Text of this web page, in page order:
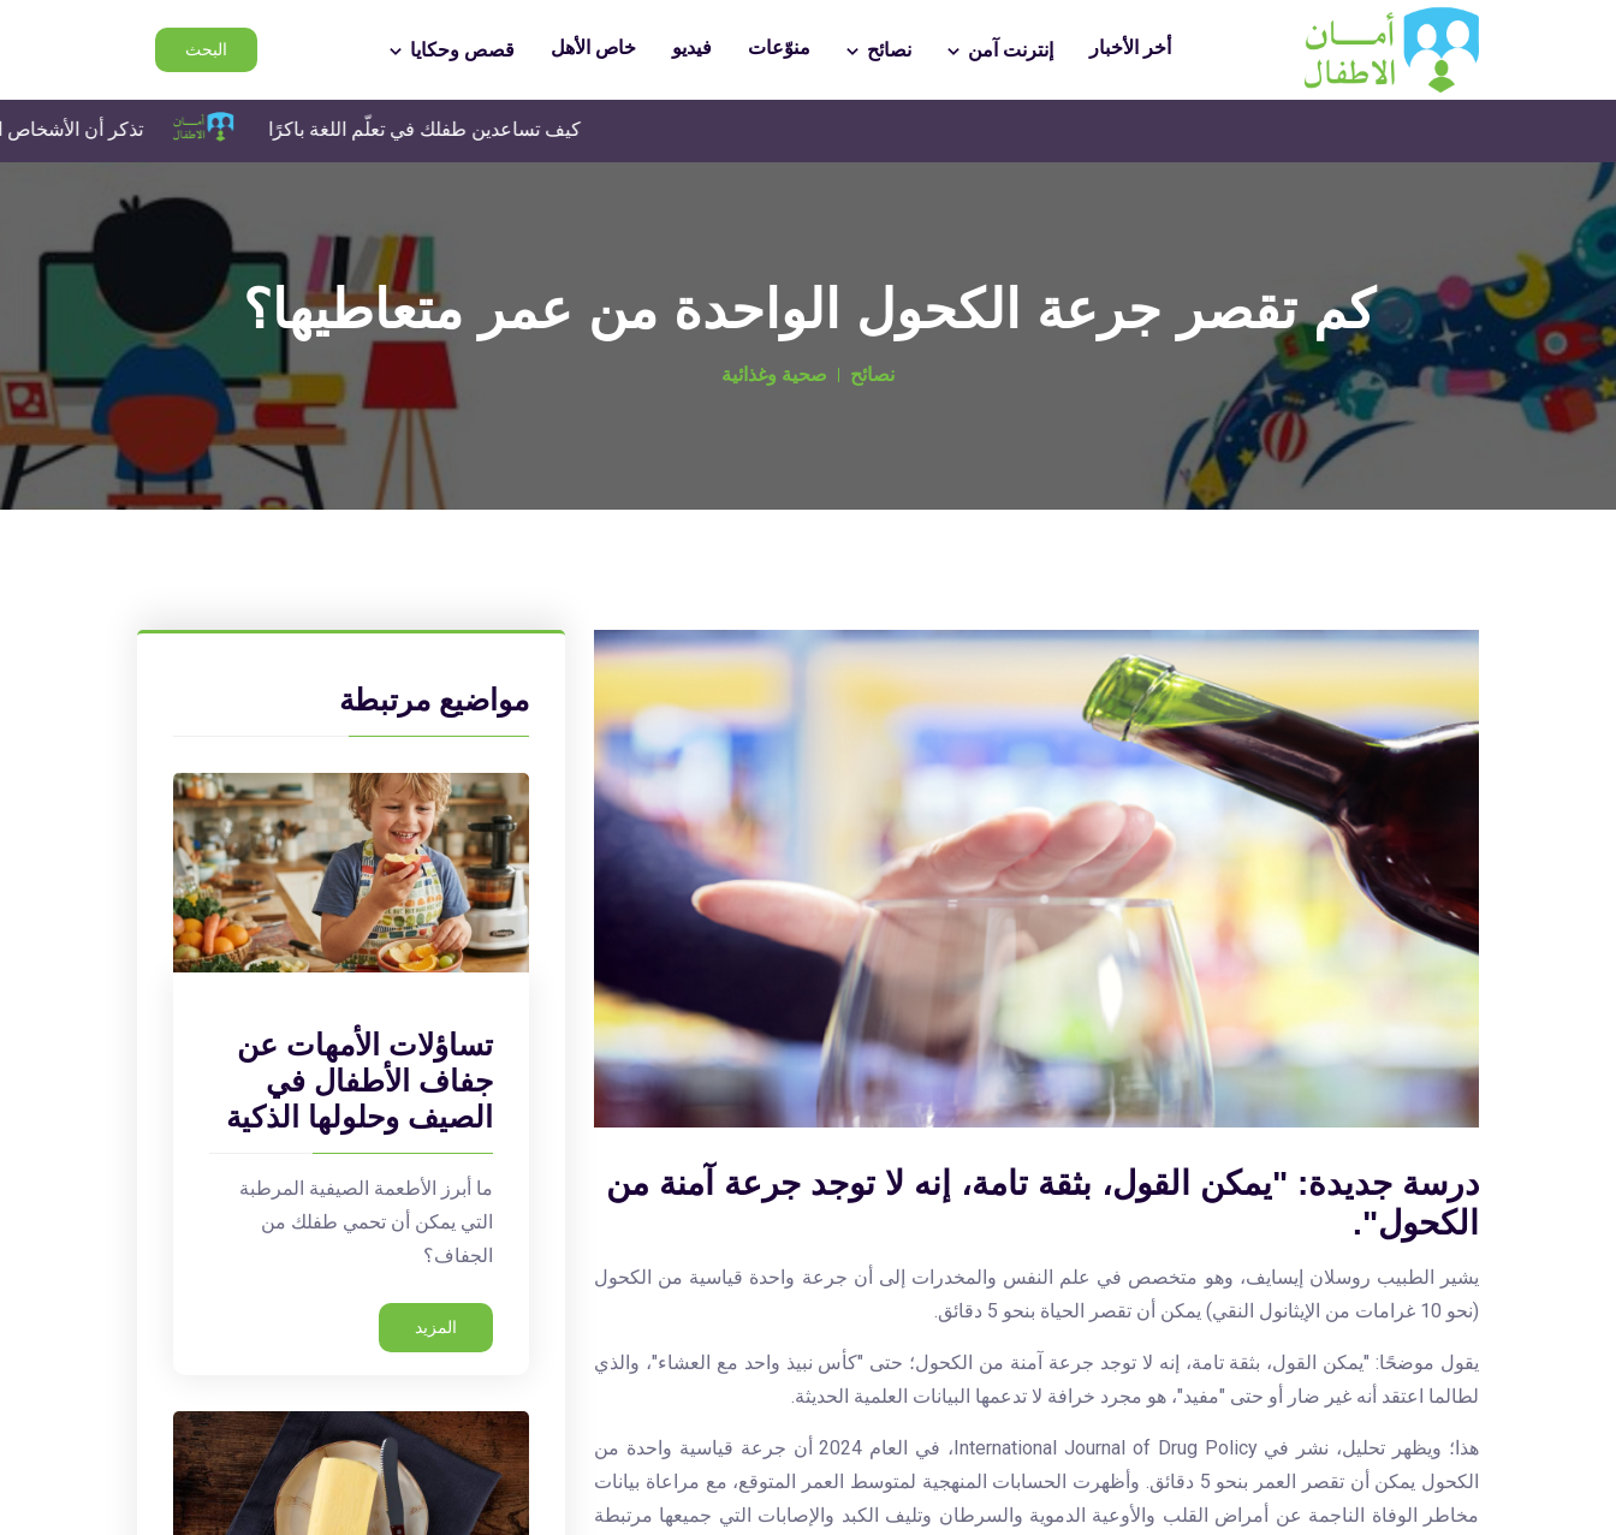
أخر الأخبار إنترنت آمن نصائح منوّعات فيديو خاص الأهل قصص وحكايا البحث
كيف تساعدين طفلك في تعلّم اللغة باكرًا تذكر أن الأشخاص الذين
كم تقصر جرعة الكحول الواحدة من عمر متعاطيها؟
نصائح صحية وغذائية
درسة جديدة: "يمكن القول، بثقة تامة، إنه لا توجد جرعة آمنة من
الكحول".
يشير الطبيب روسلان إيسايف، وهو متخصص في علم النفس والمخدرات إلى أن جرعة واحدة قياسية من الكحول
(نحو 10 غرامات من الإيثانول النقي) يمكن أن تقصر الحياة بنحو 5 دقائق.
يقول موضحًا: "يمكن القول، بثقة تامة، إنه لا توجد جرعة آمنة من الكحول؛ حتى "كأس نبيذ واحد مع العشاء"، والذي
لطالما اعتقد أنه غير ضار أو حتى "مفيد"، هو مجرد خرافة لا تدعمها البيانات العلمية الحديثة.
هذا؛ ويظهر تحليل، نشر فيInternational Journal of Drug Policy
، في العام 2024 أن جرعة قياسية واحدة من
الكحول يمكن أن تقصر العمر بنحو 5 دقائق. وأظهرت الحسابات المنهجية لمتوسط ​​العمر المتوقع، مع مراعاة بيانات
مخاطر الوفاة الناجمة عن أمراض القلب والأوعية الدموية والسرطان وتليف الكبد والإصابات التي جميعها مرتبطة
مواضيع مرتبطة
تساؤلات الأمهات عن
جفاف الأطفال في
الصيف وحلولها الذكية
ما أبرز الأطعمة الصيفية المرطبة
التي يمكن أن تحمي طفلك من
الجفاف؟
المزيد